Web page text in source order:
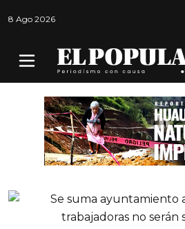
8 Ago 2026